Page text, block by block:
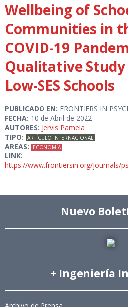
Wellbeing of
Communities in
COVID-19
Qualitative Study
Low-SES Schools
PUBLICADO EN: FRONTIERS IN
FECHA: 10 de Abril de 2022
AUTORES: Jervis Pamela
TIPO: ARTÍCULO INTERNACIONAL
AREAS: ECONOMÍA
LINK:
https://www.frontiersin.org/journals/
Nuevo
+ Ingeniería